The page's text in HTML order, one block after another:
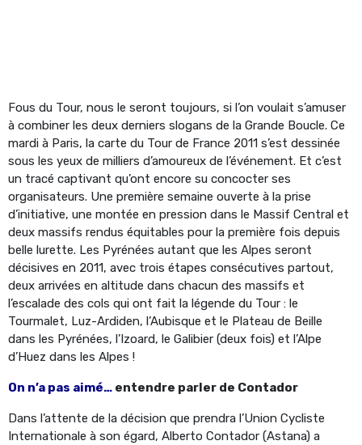
Fous du Tour, nous le seront toujours, si l’on voulait s’amuser
à combiner les deux derniers slogans de la Grande Boucle. Ce
mardi à Paris, la carte du Tour de France 2011 s’est dessinée
sous les yeux de milliers d’amoureux de l’événement. Et c’est
un tracé captivant qu’ont encore su concocter ses
organisateurs. Une première semaine ouverte à la prise
d’initiative, une montée en pression dans le Massif Central et
deux massifs rendus équitables pour la première fois depuis
belle lurette. Les Pyrénées autant que les Alpes seront
décisives en 2011, avec trois étapes consécutives partout,
deux arrivées en altitude dans chacun des massifs et
l’escalade des cols qui ont fait la légende du Tour : le
Tourmalet, Luz-Ardiden, l’Aubisque et le Plateau de Beille
dans les Pyrénées, l’Izoard, le Galibier (deux fois) et l’Alpe
d’Huez dans les Alpes !
On n’a pas aimé… entendre parler de Contador
Dans l’attente de la décision que prendra l’Union Cycliste
Internationale à son égard, Alberto Contador (Astana) a